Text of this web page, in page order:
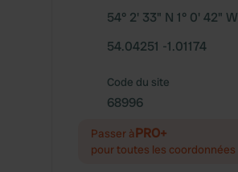
54° 2' 33" N 1° 0' 42" W
54.04251 -1.01174
Code du site
68996
Passer àPRO+
pour toutes les coordonnées